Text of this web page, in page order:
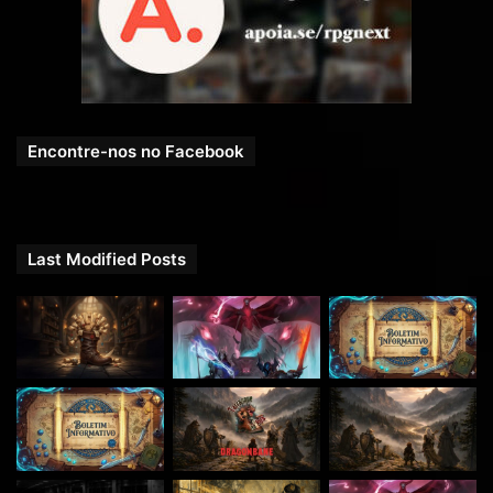
Uma produçãoRPG Next.
Imagem do Maptool – Combate com Ghouls
Encontre-nos no Facebook
Last Modified Posts